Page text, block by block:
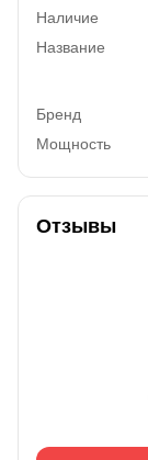
Наличие
Название
Бренд
Мощность
Отзывы